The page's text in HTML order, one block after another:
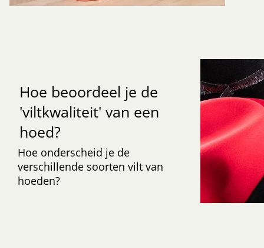
Hoe beoordeel je de
'viltkwaliteit' van een
hoed?
Hoe onderscheid je de
verschillende soorten vilt van
hoeden?